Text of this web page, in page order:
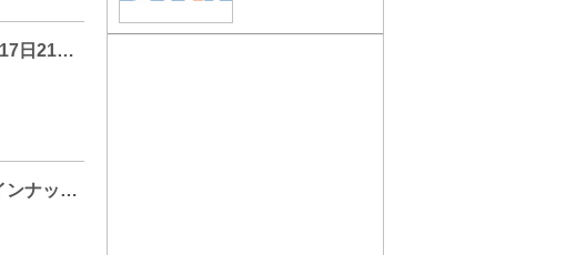
スタジオドラゴン制作の推理ドラマ！『殺人者の買い物リスト』9月17日21：00より日本初放送・初配信が決定！
ディズニープラス、人気スターが出演する最新韓国コンテンツのラインナップを発表！魅力的で質の高いストーリーが続々登場しツラインナップがさらに拡大